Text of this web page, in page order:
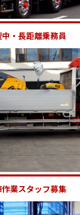
・長距離乗務員
業スタッフ募集